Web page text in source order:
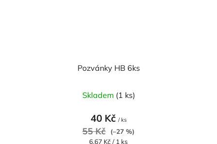
Pozvánky HB 6ks
Skladem (1 ks)
40 Kč / ks
55 Kč
(–27 %)
Měrná
6,67 Kč / 1 ks